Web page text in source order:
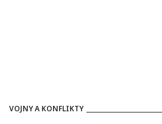
VOJNY A KONFLIKTY